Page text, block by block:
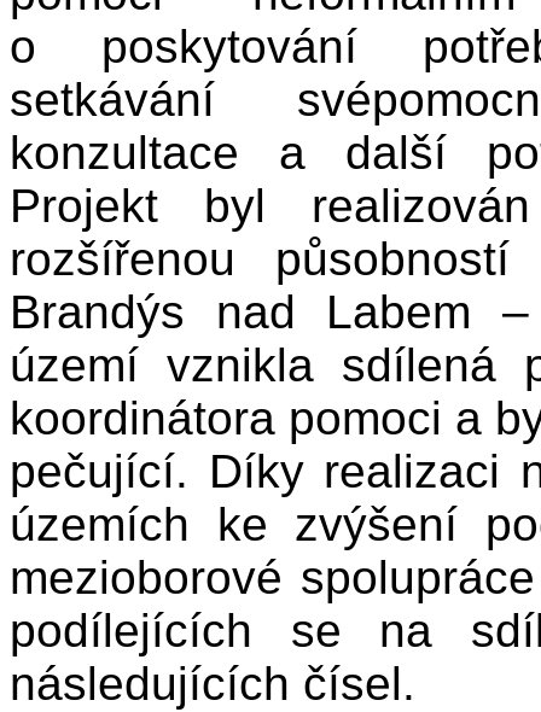
o poskytování
setkávání
konzultace a další
Projekt byl
rozšířenou
Brandýs nad Labem
území vznikla sdílená
koordinátora pomoci a
pečující. Díky realizaci
územích ke zvýšení
mezioborové
podílejících se na
následujících čísel.